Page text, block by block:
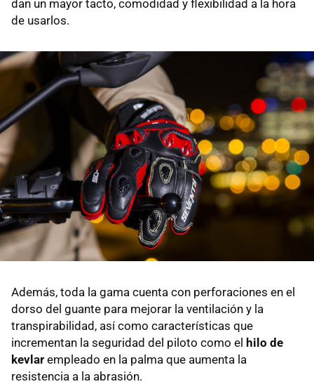
dan un mayor tacto, comodidad y flexibilidad a la hora
de usarlos.
Además, toda la gama cuenta con perforaciones en el
dorso del guante para mejorar la ventilación y la
transpirabilidad, así como características que
incrementan la seguridad del piloto como el hilo de
kevlar empleado en la palma que aumenta la
resistencia a la abrasión.